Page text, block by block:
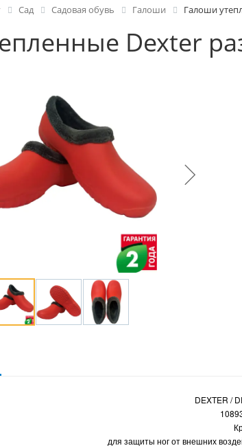
Сад Садовая обувь Галоши Галоши
Dexter
DEXTER /
для защиты ног от внешних